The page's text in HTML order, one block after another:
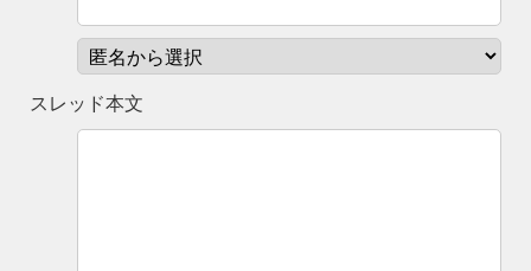
スレッド本文